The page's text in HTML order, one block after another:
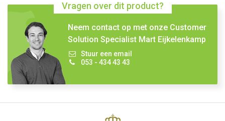
Vragen over dit product?
Neem contact op met onze Customer
Solution Specialist Mart Eijkelenkamp
Stuur een email
053 - 434 43 43